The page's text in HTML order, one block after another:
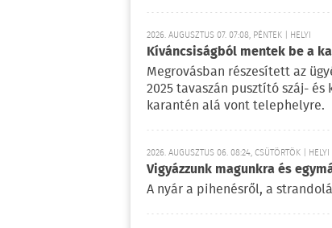
2026. AUGUSZTUS 07. 07:08, PÉNTEK | HELYI
Kíváncsiságból mentek be a
Megrovásban részesített az
2025 tavaszán pusztító száj-
karantén alá vont telephelyre.
2026. AUGUSZTUS 06. 08:24, CSÜTÖRTÖK | HELYI
Vigyázzunk magunkra és
A nyár a pihenésről, a